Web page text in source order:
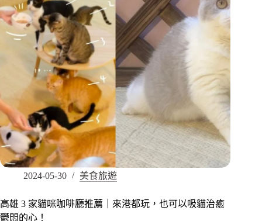
2024-05-30 美食旅遊
高雄 3 家貓咪咖啡廳推薦｜來港都玩，也可以吸貓治癒
鬱悶的心！